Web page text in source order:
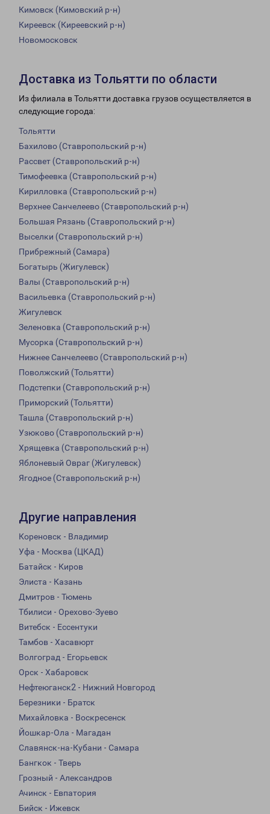
Кимовск (Кимовский р-н)
Киреевск (Киреевский р-н)
Новомосковск
Доставка из Тольятти по области
Из филиала в Тольятти доставка грузов осуществляется в
следующие города:
Тольятти
Бахилово (Ставропольский р-н)
Рассвет (Ставропольский р-н)
Тимофеевка (Ставропольский р-н)
Кирилловка (Ставропольский р-н)
Верхнее Санчелеево (Ставропольский р-н)
Большая Рязань (Ставропольский р-н)
Выселки (Ставропольский р-н)
Прибрежный (Самара)
Богатырь (Жигулевск)
Валы (Ставропольский р-н)
Васильевка (Ставропольский р-н)
Жигулевск
Зеленовка (Ставропольский р-н)
Мусорка (Ставропольский р-н)
Нижнее Санчелеево (Ставропольский р-н)
Поволжский (Тольятти)
Подстепки (Ставропольский р-н)
Приморский (Тольятти)
Ташла (Ставропольский р-н)
Узюково (Ставропольский р-н)
Хрящевка (Ставропольский р-н)
Яблоневый Овраг (Жигулевск)
Ягодное (Ставропольский р-н)
Другие направления
Кореновск - Владимир
Уфа - Москва (ЦКАД)
Батайск - Киров
Элиста - Казань
Дмитров - Тюмень
Тбилиси - Орехово-Зуево
Витебск - Ессентуки
Тамбов - Хасавюрт
Волгоград - Егорьевск
Орск - Хабаровск
Нефтеюганск2 - Нижний Новгород
Березники - Братск
Михайловка - Воскресенск
Йошкар-Ола - Магадан
Славянск-на-Кубани - Самара
Бангкок - Тверь
Грозный - Александров
Ачинск - Евпатория
Бийск - Ижевск